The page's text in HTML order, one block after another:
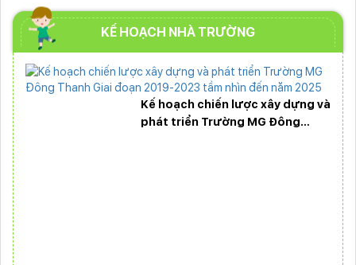
KẾ HOẠCH NHÀ TRƯỜNG
Kế hoạch chiến lược xây dựng và
phát triển Trường MG Đông